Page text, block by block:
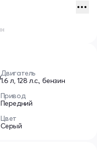
Двигатель
1.6 л, 128 л.с., бензин
Привод
Передний
Цвет
Серый